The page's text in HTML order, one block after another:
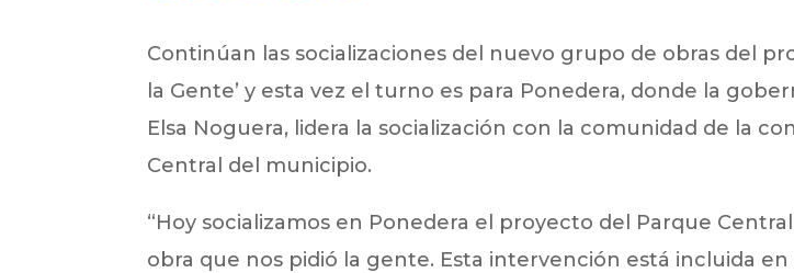
Continúan las socializaciones del nuevo grupo de obras del
la Gente’ y esta vez el turno es para Ponedera, donde la
Elsa Noguera, lidera la socialización con la comunidad de la
Central del municipio.
“Hoy socializamos en Ponedera el proyecto del Parque
obra que nos pidió la gente. Esta intervención está incluida